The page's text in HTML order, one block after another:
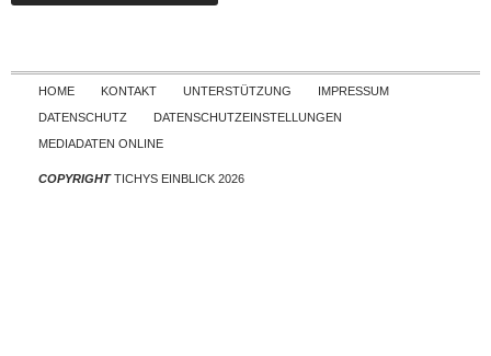
Skip to content
HOME KONTAKT UNTERSTÜTZUNG
IMPRESSUM
DATENSCHUTZ
DATENSCHUTZEINSTELLUNGEN
MEDIADATEN ONLINE
COPYRIGHTTICHYS EINBLICK 2026